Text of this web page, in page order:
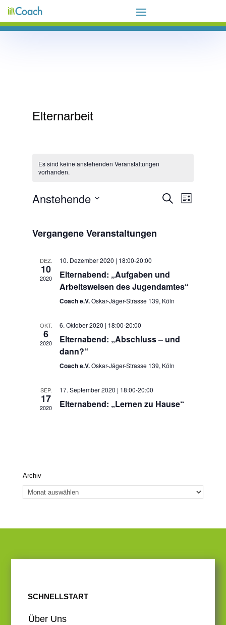
Elternarbeit
Es sind keine anstehenden Veranstaltungen
vorhanden.
Veranstaltungen
Suche
Suche
Ansichten-
Liste
Anstehende
wählen.
Vergangene Veranstaltungen
DEZ.
10
2020
10. Dezember 2020 | 18:00-20:00
Elternabend: „Aufgaben und
Arbeitsweisen des Jugendamtes“
Coach e.V.Oskar-Jäger-Strasse 139, Köln
OKT.
6
2020
6. Oktober 2020 | 18:00-20:00
Elternabend: „Abschluss – und
dann?“
Coach e.V.Oskar-Jäger-Strasse 139, Köln
SEP.
17
2020
17. September 2020 | 18:00-20:00
Elternabend: „Lernen zu Hause“
Archiv
Archiv
SCHNELLSTART
Über Uns